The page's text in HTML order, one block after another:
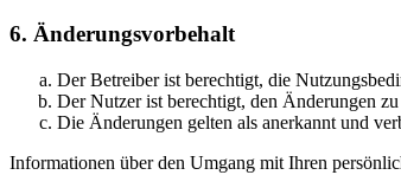
6. Änderungsvorbehalt
Der Betreiber ist berechtigt, die
Der Nutzer ist berechtigt, den Änderungen
Die Änderungen gelten als anerkannt und
Informationen über den Umgang mit Ihren